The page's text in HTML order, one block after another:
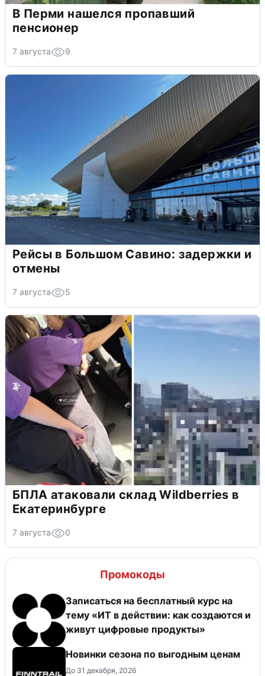
В Перми нашелся пропавший
пенсионер
7 августа 9
Рейсы в Большом Савино: задержки и
отмены
7 августа 5
БПЛА атаковали склад Wildberries в
Екатеринбурге
7 августа 0
Промокоды
Записаться на бесплатный курс на
тему «ИТ в действии: как создаются и
живут цифровые продукты»
Новинки сезона по выгодным ценам
До 31 декабря, 2026